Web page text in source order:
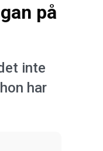
på
inte
har